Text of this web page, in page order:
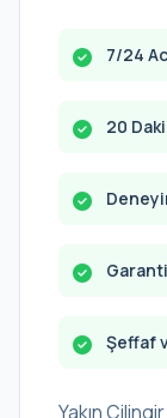
7/24
20
Şeffaf
Yakın